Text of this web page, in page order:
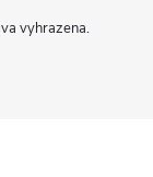
vyhrazena.